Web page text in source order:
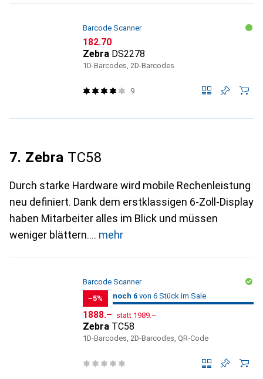
Barcode Scanner
CHF
182.70
Zebra DS2278
1D-Barcodes, 2D-Barcodes
9
7. Zebra TC58
Durch starke Hardware wird mobile Rechenleistung
neu definiert. Dank dem erstklassigen 6-Zoll-Display
haben Mitarbeiter alles im Blick und müssen
weniger blättern.
mehr
Barcode Scanner
−5%
6 / 6
6 / 6 im Sale
noch 6 von 6 Stück im Sale
CHF
1888.– statt CHF
1989.–
Zebra TC58
1D-Barcodes, 2D-Barcodes, QR-Code